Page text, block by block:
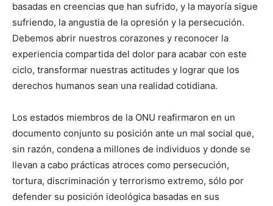
basadas en creencias que han sufrido, y la mayoría sigue
sufriendo, la angustia de la opresión y la persecución.
Debemos abrir nuestros corazones y reconocer la
experiencia compartida del dolor para acabar con este
ciclo, transformar nuestras actitudes y lograr que los
derechos humanos sean una realidad cotidiana.
Los estados miembros de la ONU reafirmaron en un
documento conjunto su posición ante un mal social que,
sin razón, condena a millones de individuos y donde se
llevan a cabo prácticas atroces como persecución,
tortura, discriminación y terrorismo extremo, sólo por
defender su posición ideológica basadas en sus